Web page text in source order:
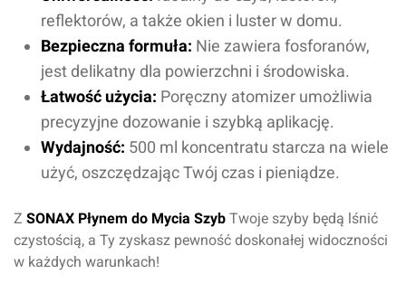
reflektorów, a także okien i luster w domu.
Bezpieczna formuła: Nie zawiera fosforanów,
jest delikatny dla powierzchni i środowiska.
Łatwość użycia: Poręczny atomizer umożliwia
precyzyjne dozowanie i szybką aplikację.
Wydajność: 500 ml koncentratu starcza na wiele
użyć, oszczędzając Twój czas i pieniądze.
Z SONAX Płynem do Mycia Szyb Twoje szyby będą lśnić
czystością, a Ty zyskasz pewność doskonałej widoczności
w każdych warunkach!